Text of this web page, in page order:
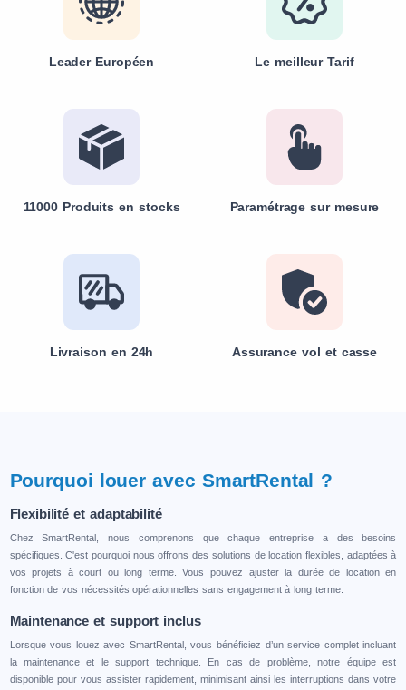
Leader Européen Le meilleur Tarif
11000 Produits en stocks Paramétrage sur mesure
Livraison en 24h Assurance vol et casse
Pourquoi louer avec SmartRental ?
Flexibilité et adaptabilité
Chez SmartRental, nous comprenons que chaque entreprise a des besoins
spécifiques. C'est pourquoi nous offrons des solutions de location flexibles, adaptées à
vos projets à court ou long terme. Vous pouvez ajuster la durée de location en
fonction de vos nécessités opérationnelles sans engagement à long terme.
Maintenance et support inclus
Lorsque vous louez avec SmartRental, vous bénéficiez d’un service complet incluant
la maintenance et le support technique. En cas de problème, notre équipe est
disponible pour vous assister rapidement, minimisant ainsi les interruptions dans votre